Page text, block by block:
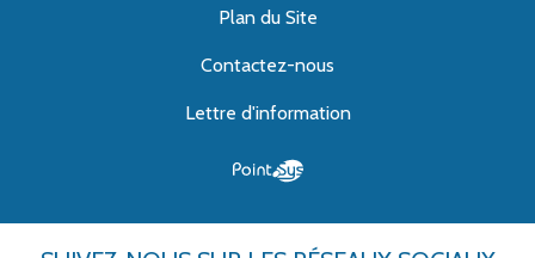
Plan du Site
Contactez-nous
Lettre d'information